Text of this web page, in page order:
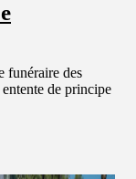
funéraire des
de principe